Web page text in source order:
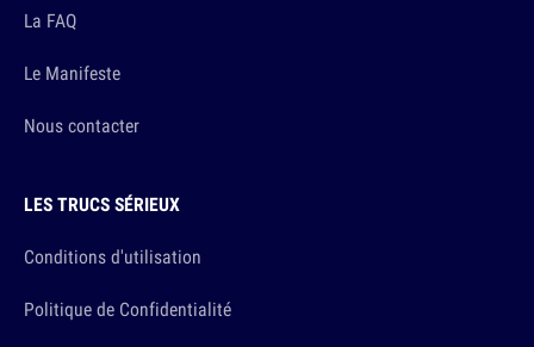
La FAQ
Le Manifeste
Nous contacter
LES TRUCS SÉRIEUX
Conditions d'utilisation
Politique de Confidentialité